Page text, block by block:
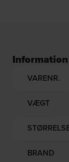
Information
VARENR.
VÆGT
BRAND